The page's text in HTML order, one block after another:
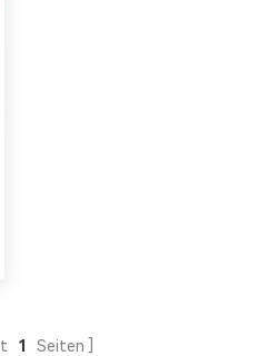
1 Seiten